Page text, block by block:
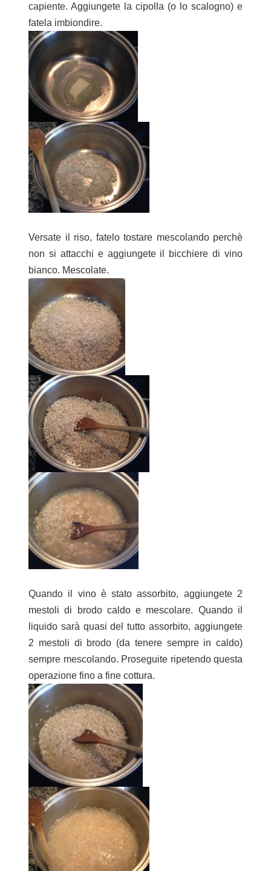
capiente. Aggiungete la cipolla (o lo scalogno) e
fatela imbiondire.
Versate il riso, fatelo tostare mescolando perchè
non si attacchi e aggiungete il bicchiere di vino
bianco. Mescolate.
Quando il vino è stato assorbito, aggiungete 2
mestoli di brodo caldo e mescolare. Quando il
liquido sarà quasi del tutto assorbito, aggiungete
2 mestoli di brodo (da tenere sempre in caldo)
sempre mescolando. Proseguite ripetendo questa
operazione fino a fine cottura.